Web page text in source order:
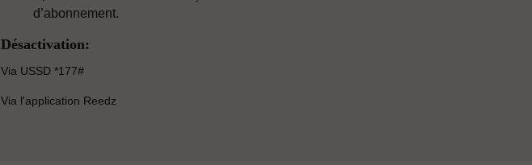
d’abonnement.
Désactivation:
Via USSD *177#
Via l'application Reedz